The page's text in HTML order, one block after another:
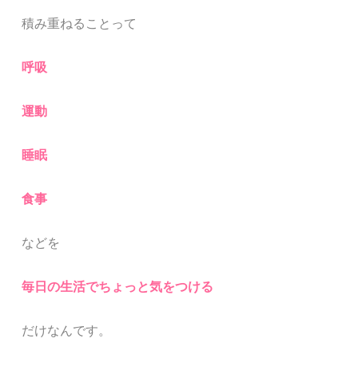
積み重ねることって
呼吸
運動
睡眠
食事
などを
毎日の生活でちょっと気をつける
だけなんです。